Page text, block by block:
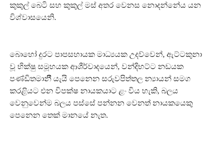
කුකුල් බෙටි සහ කුකුල් මස් අතර වෙනස නොදන්නේය යන
විශ්වාසයෙනි.
බොහෝ දුරට පාපසහායක මාධ්‍යයක උදව්වෙන්, ඇට්ටකුනා
වූ භික්ෂු සමූහයක ආශීර්වාදයෙන්, වන්දිභට්ට නඩයක
පණ්ඩිතමානීී යැයි පෙනෙන සරුවපිත්තල න්‍යායන් සමග
කරළියට එන විපක්ෂ නායකයාට ළං විය හැකි, බලය
වෙනුවෙන්ම බලය පස්සේ පන්නන වෙනත් නායකයෙකු
පෙනෙන තෙක් මානයේ නැත.